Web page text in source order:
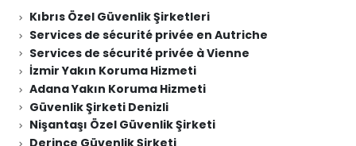
Kıbrıs Özel Güvenlik Şirketleri
Services de sécurité privée en Autriche
Services de sécurité privée à Vienne
İzmir Yakın Koruma Hizmeti
Adana Yakın Koruma Hizmeti
Güvenlik Şirketi Denizli
Nişantaşı Özel Güvenlik Şirketi